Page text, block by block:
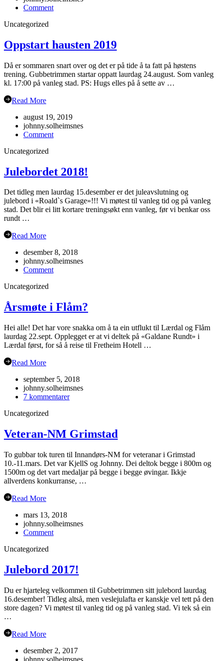
Commenton
Uncategorized
Oppstart hausten 2019
Då er sommaren snart over og det er på tide å ta fatt på høstens
trening. Gubbetrimmen startar oppatt laurdag 24.august. Som vanleg
kl. 17:00 på vanleg stad. PS: Hugs elles på å sette av …
Read More
august 19, 2019
johnny.solheimsnes
Commenton
Uncategorized
Julebordet 2018!
Det tidleg men laurdag 15.desember er det juleavslutning og
julebord i «Roald`s Garage»!!! Vi møtest til vanleg tid og på vanleg
stad. Det blir ei litt kortare treningsøkt enn vanleg, før vi benkar oss
rundt …
Read More
desember 8, 2018
johnny.solheimsnes
Commenton
Uncategorized
Årsmøte i Flåm?
Hei alle! Det har vore snakka om å ta ein utflukt til Lærdal og Flåm
laurdag 22.sept. Opplegget er at vi deltek på «Galdane Rundt» i
Lærdal først, for så å reise til Fretheim Hotell …
Read More
september 5, 2018
johnny.solheimsnes
7 kommentarertil
Uncategorized
Veteran-NM Grimstad
To gubbar tok turen til Innandørs-NM for veteranar i Grimstad
10.-11.mars. Det var KjellS og Johnny. Dei deltok begge i 800m og
1500m og det vart medaljar på begge i begge øvingar. Ikkje
allverdens konkurranse, …
Read More
mars 13, 2018
johnny.solheimsnes
Commenton
Uncategorized
Julebord 2017!
Du er hjarteleg velkommen til Gubbetrimmen sitt julebord laurdag
16.desember! Tidleg altså, men veslejulafta er kanskje vel tett på den
store dagen? Vi møtest til vanleg tid og på vanleg stad. Vi tek så ein
…
Read More
desember 2, 2017
johnny.solheimsnes